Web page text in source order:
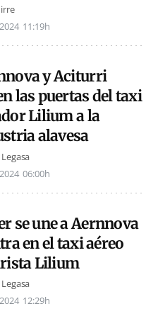
11:19h
y Aciturri
las puertas del taxi
Lilium a la
alavesa
06:00h
se une a Aernnova
en el taxi aéreo
Lilium
12:29h